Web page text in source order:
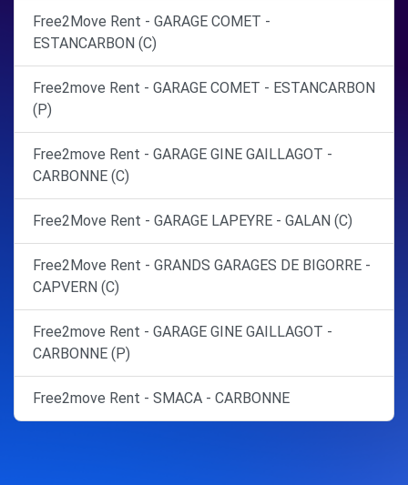
Free2Move Rent - GARAGE COMET -
ESTANCARBON (C)
Free2move Rent - GARAGE COMET - ESTANCARBON
(P)
Free2move Rent - GARAGE GINE GAILLAGOT -
CARBONNE (C)
Free2Move Rent - GARAGE LAPEYRE - GALAN (C)
Free2Move Rent - GRANDS GARAGES DE BIGORRE -
CAPVERN (C)
Free2move Rent - GARAGE GINE GAILLAGOT -
CARBONNE (P)
Free2move Rent - SMACA - CARBONNE